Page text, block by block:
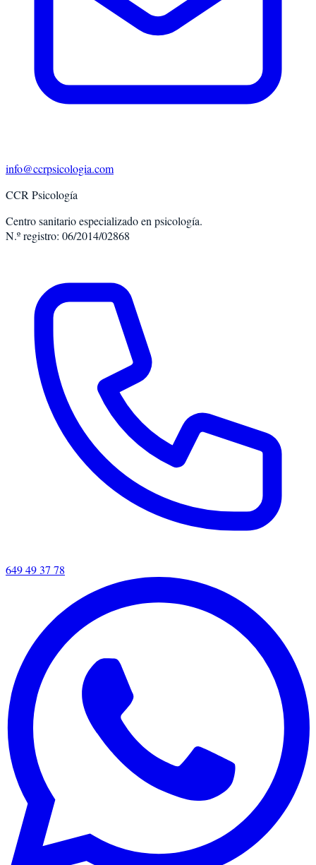
info@ccrpsicologia.com
CCR Psicología
Centro sanitario especializado en psicología.
N.º registro: 06/2014/02868
649 49 37 78